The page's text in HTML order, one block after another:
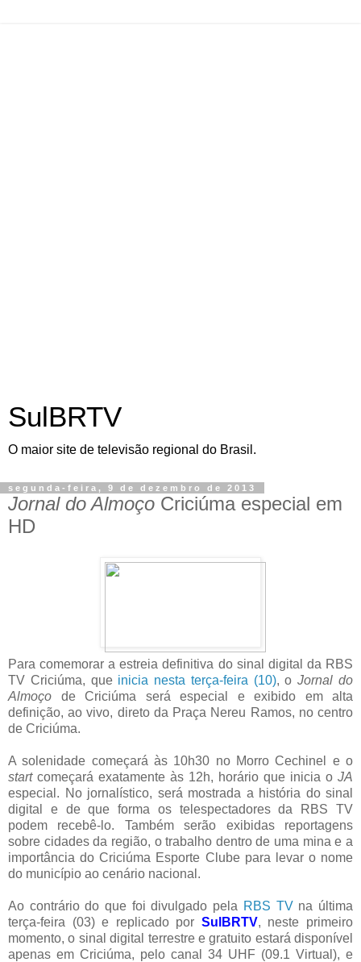
SulBRTV
O maior site de televisão regional do Brasil.
segunda-feira, 9 de dezembro de 2013
Jornal do Almoço Criciúma especial em
HD
Para comemorar a estreia definitiva do sinal digital da RBS
TV Criciúma, que inicia nesta terça-feira (10), oJornal do
Almoço de Criciúma será especial e exibido em alta
definição, ao vivo, direto da Praça Nereu Ramos, no centro
de Criciúma.
A solenidade começará às 10h30 no Morro Cechinel e o
startcomeçará exatamente às 12h, horário que inicia o JA
especial. No jornalístico, será mostrada a história do sinal
digital e de que forma os telespectadores da RBS TV
podem recebê-lo. Também serão exibidas reportagens
sobre cidades da região, o trabalho dentro de uma mina e a
importância do Criciúma Esporte Clube para levar o nome
do município ao cenário nacional.
Ao contrário do que foi divulgado pela RBS TVna última
terça-feira (03) e replicado por SulBRTV, neste primeiro
momento, o sinal digital terrestre e gratuito estará disponível
apenas em Criciúma, pelo canal 34 UHF (09.1 Virtual), e